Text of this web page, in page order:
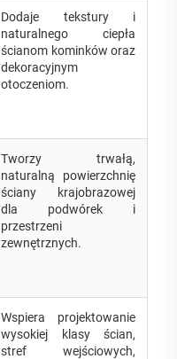
Dodaje tekstury i
naturalnego ciepła
ścianom kominków oraz
dekoracyjnym
otoczeniom.
Tworzy trwałą,
naturalną powierzchnię
ściany krajobrazowej
dla podwórek i
przestrzeni
zewnętrznych.
Wspiera projektowanie
wysokiej klasy ścian,
stref wejściowych,